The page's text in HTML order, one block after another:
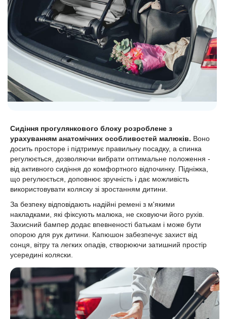
Сидіння прогулянкового блоку розроблене з
урахуванням анатомічних особливостей малюків. Воно
досить просторе і підтримує правильну посадку, а спинка
регулюється, дозволяючи вибрати оптимальне положення -
від активного сидіння до комфортного відпочинку. Підніжка,
що регулюється, доповнює зручність і дає можливість
використовувати коляску зі зростанням дитини.
За безпеку відповідають надійні ремені з м'якими
накладками, які фіксують малюка, не сковуючи його рухів.
Захисний бампер додає впевненості батькам і може бути
опорою для рук дитини. Капюшон забезпечує захист від
сонця, вітру та легких опадів, створюючи затишний простір
усередині коляски.